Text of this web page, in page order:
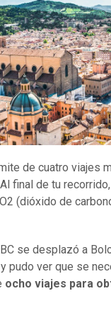
de cuatro viajes
final de tu
(dióxido de
se desplazó a
pudo ver que se
ocho viajes para